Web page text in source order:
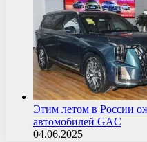
Этим летом в России
автомобилей GAC
04.06.2025